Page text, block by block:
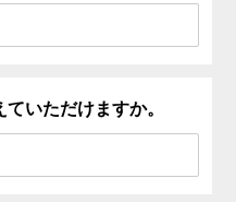
いただけますか。